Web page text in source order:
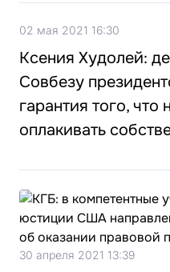
02 мая 2021 16:30
Ксения Худолей:
Совбезу
гарантия того, что
оплакивать
30 апреля 2021 13:39